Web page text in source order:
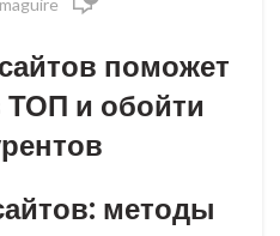
поможет
и обойти
методы